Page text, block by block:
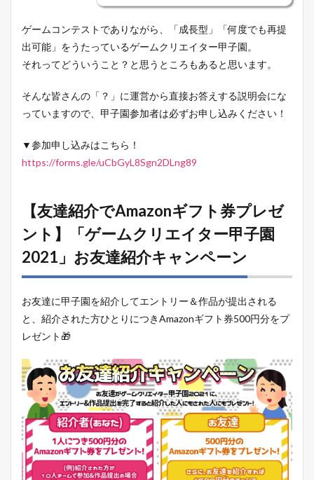
ゲームコンテストでありながら、「成長型」「何度でも再提
出可能」をうたっているゲームクリエイター甲子園。
それってどういうこと？と思うところもあると思います。
そんな皆さんの「？」に運営から直接お答えする説明会にな
っていますので、甲子園参加者は必ずお申し込みください！
▼参加申し込みはこちら！
https://forms.gle/uCbGyL8Sgn2DLng89
【友達紹介でAmazonギフト券プレゼ
ント】「ゲームクリエイター甲子園
2021」お友達紹介キャンペーン
お友達に甲子園を紹介してエントリー＆作品が提出される
と、紹介された方ひとりにつきAmazonギフト券500円分をプ
レゼント🎁